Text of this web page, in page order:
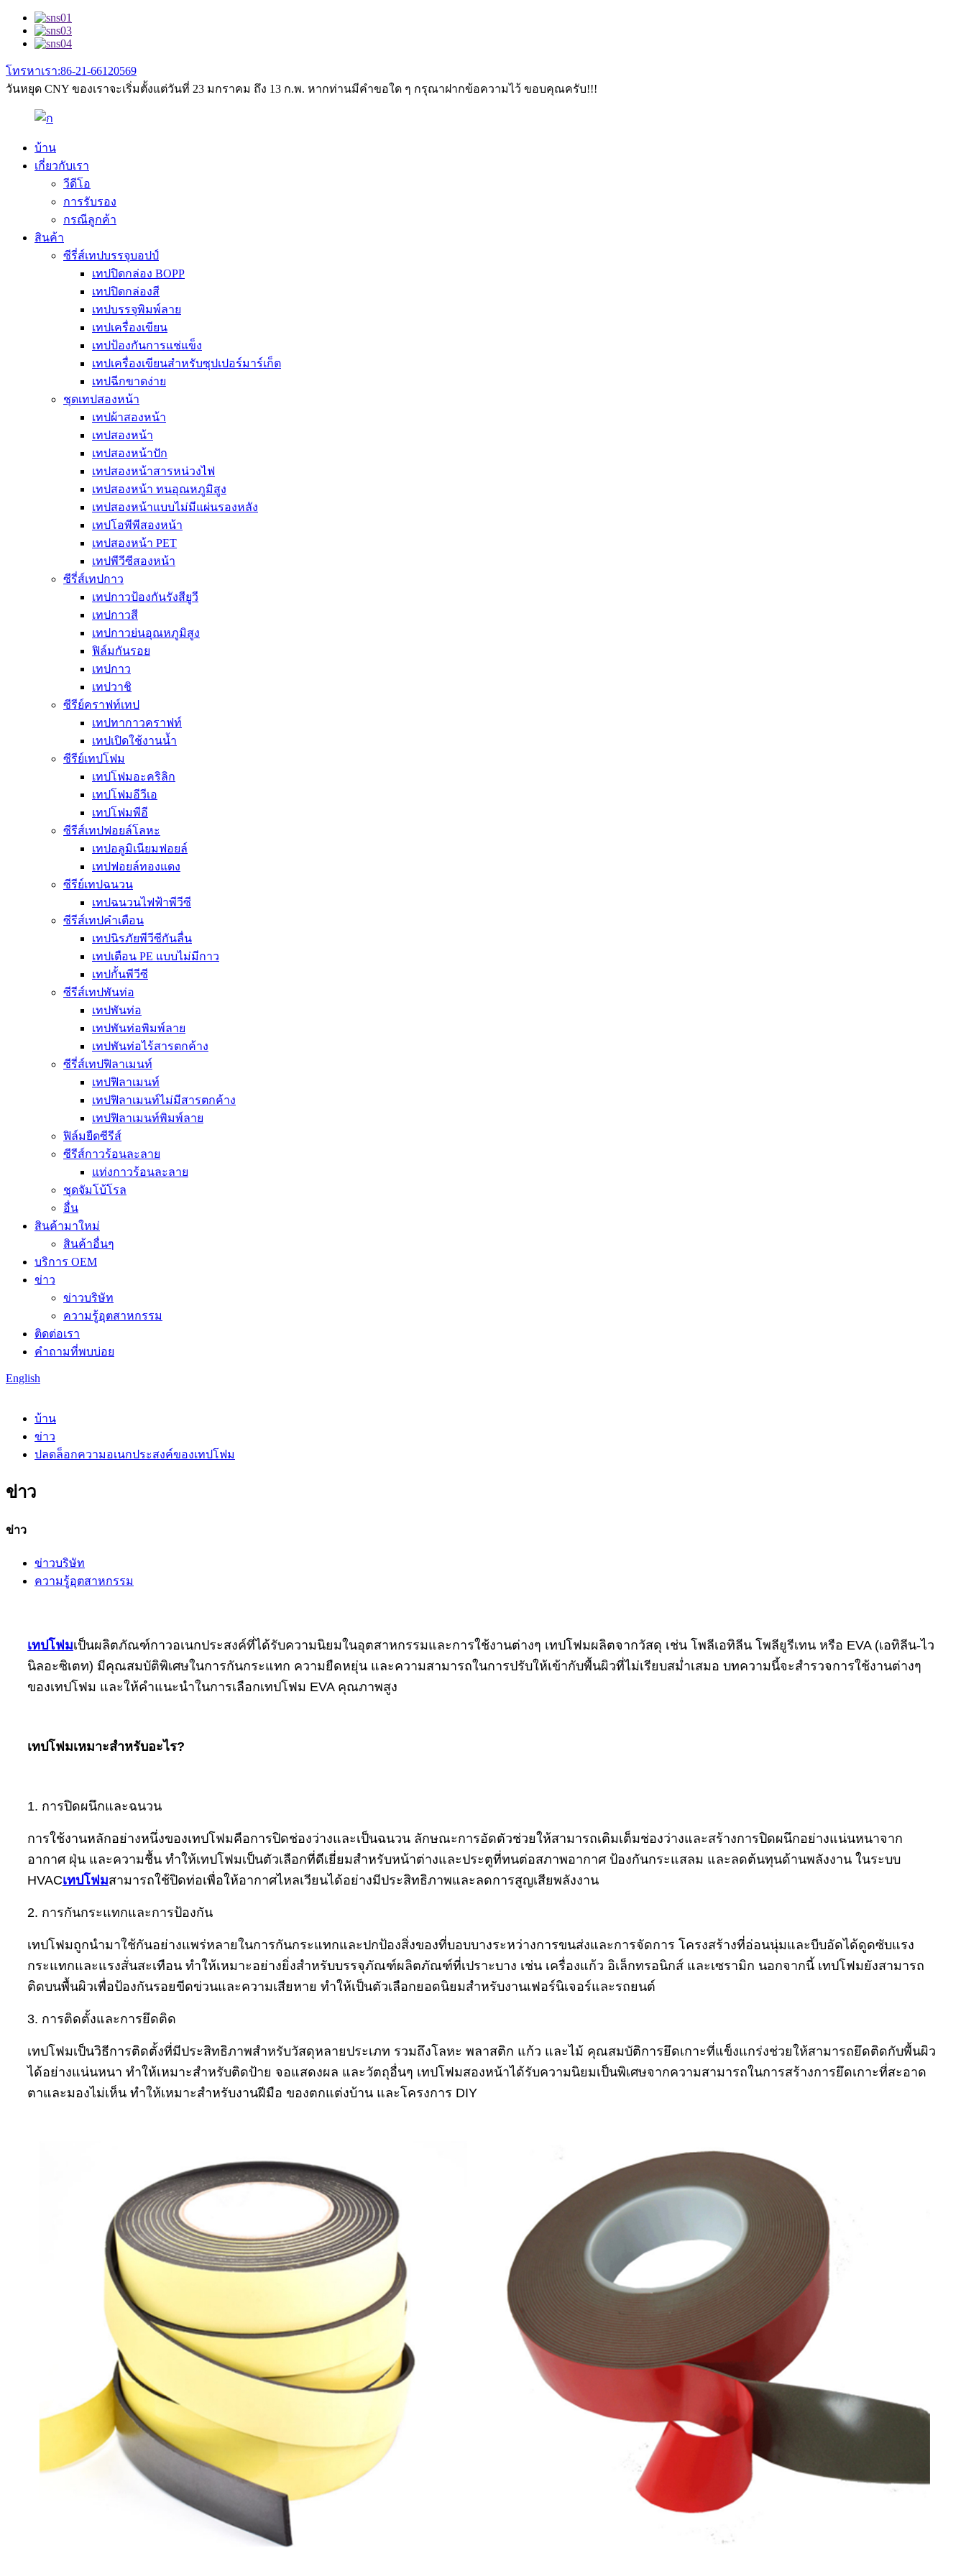
โทรหาเรา:86-21-66120569
วันหยุด CNY ของเราจะเริ่มตั้งแต่วันที่ 23 มกราคม ถึง 13 ก.พ. หากท่านมีคำขอใด ๆ กรุณาฝากข้อความไว้ ขอบคุณครับ!!!
บ้าน
เกี่ยวกับเรา
วีดีโอ
การรับรอง
กรณีลูกค้า
สินค้า
ซีรี่ส์เทปบรรจุบอปป์
เทปปิดกล่อง BOPP
เทปปิดกล่องสี
เทปบรรจุพิมพ์ลาย
เทปเครื่องเขียน
เทปป้องกันการแช่แข็ง
เทปเครื่องเขียนสำหรับซุปเปอร์มาร์เก็ต
เทปฉีกขาดง่าย
ชุดเทปสองหน้า
เทปผ้าสองหน้า
เทปสองหน้า
เทปสองหน้าปัก
เทปสองหน้าสารหน่วงไฟ
เทปสองหน้า ทนอุณหภูมิสูง
เทปสองหน้าแบบไม่มีแผ่นรองหลัง
เทปโอพีพีสองหน้า
เทปสองหน้า PET
เทปพีวีซีสองหน้า
ซีรี่ส์เทปกาว
เทปกาวป้องกันรังสียูวี
เทปกาวสี
เทปกาวย่นอุณหภูมิสูง
ฟิล์มกันรอย
เทปกาว
เทปวาชิ
ซีรีย์คราฟท์เทป
เทปทากาวคราฟท์
เทปเปิดใช้งานน้ำ
ซีรีย์เทปโฟม
เทปโฟมอะคริลิก
เทปโฟมอีวีเอ
เทปโฟมพีอี
ซีรีส์เทปฟอยล์โลหะ
เทปอลูมิเนียมฟอยล์
เทปฟอยล์ทองแดง
ซีรีย์เทปฉนวน
เทปฉนวนไฟฟ้าพีวีซี
ซีรีส์เทปคำเตือน
เทปนิรภัยพีวีซีกันลื่น
เทปเตือน PE แบบไม่มีกาว
เทปกั้นพีวีซี
ซีรีส์เทปพันท่อ
เทปพันท่อ
เทปพันท่อพิมพ์ลาย
เทปพันท่อไร้สารตกค้าง
ซีรี่ส์เทปฟิลาเมนท์
เทปฟิลาเมนท์
เทปฟิลาเมนท์ไม่มีสารตกค้าง
เทปฟิลาเมนท์พิมพ์ลาย
ฟิล์มยืดซีรีส์
ซีรีส์กาวร้อนละลาย
แท่งกาวร้อนละลาย
ชุดจัมโบ้โรล
อื่น
สินค้ามาใหม่
สินค้าอื่นๆ
บริการ OEM
ข่าว
ข่าวบริษัท
ความรู้อุตสาหกรรม
ติดต่อเรา
คำถามที่พบบ่อย
English
บ้าน
ข่าว
ปลดล็อกความอเนกประสงค์ของเทปโฟม
ข่าว
ข่าว
ข่าวบริษัท
ความรู้อุตสาหกรรม
เทปโฟมเป็นผลิตภัณฑ์กาวอเนกประสงค์ที่ได้รับความนิยมในอุตสาหกรรมและการใช้งานต่างๆ เทปโฟมผลิตจากวัสดุ เช่น โพลีเอทิลีน โพลียูรีเทน หรือ EVA (เอทิลีน-ไว
นิลอะซิเตท) มีคุณสมบัติพิเศษในการกันกระแทก ความยืดหยุ่น และความสามารถในการปรับให้เข้ากับพื้นผิวที่ไม่เรียบสม่ำเสมอ บทความนี้จะสำรวจการใช้งานต่างๆ
ของเทปโฟม และให้คำแนะนำในการเลือกเทปโฟม EVA คุณภาพสูง
เทปโฟมเหมาะสำหรับอะไร?
1. การปิดผนึกและฉนวน
การใช้งานหลักอย่างหนึ่งของเทปโฟมคือการปิดช่องว่างและเป็นฉนวน ลักษณะการอัดตัวช่วยให้สามารถเติมเต็มช่องว่างและสร้างการปิดผนึกอย่างแน่นหนาจาก
อากาศ ฝุ่น และความชื้น ทำให้เทปโฟมเป็นตัวเลือกที่ดีเยี่ยมสำหรับหน้าต่างและประตูที่ทนต่อสภาพอากาศ ป้องกันกระแสลม และลดต้นทุนด้านพลังงาน ในระบบ
HVACเทปโฟมสามารถใช้ปิดท่อเพื่อให้อากาศไหลเวียนได้อย่างมีประสิทธิภาพและลดการสูญเสียพลังงาน
2. การกันกระแทกและการป้องกัน
เทปโฟมถูกนำมาใช้กันอย่างแพร่หลายในการกันกระแทกและปกป้องสิ่งของที่บอบบางระหว่างการขนส่งและการจัดการ โครงสร้างที่อ่อนนุ่มและบีบอัดได้ดูดซับแรง
กระแทกและแรงสั่นสะเทือน ทำให้เหมาะอย่างยิ่งสำหรับบรรจุภัณฑ์ผลิตภัณฑ์ที่เปราะบาง เช่น เครื่องแก้ว อิเล็กทรอนิกส์ และเซรามิก นอกจากนี้ เทปโฟมยังสามารถ
ติดบนพื้นผิวเพื่อป้องกันรอยขีดข่วนและความเสียหาย ทำให้เป็นตัวเลือกยอดนิยมสำหรับงานเฟอร์นิเจอร์และรถยนต์
3. การติดตั้งและการยึดติด
เทปโฟมเป็นวิธีการติดตั้งที่มีประสิทธิภาพสำหรับวัสดุหลายประเภท รวมถึงโลหะ พลาสติก แก้ว และไม้ คุณสมบัติการยึดเกาะที่แข็งแกร่งช่วยให้สามารถยึดติดกับพื้นผิว
ได้อย่างแน่นหนา ทำให้เหมาะสำหรับติดป้าย จอแสดงผล และวัตถุอื่นๆ เทปโฟมสองหน้าได้รับความนิยมเป็นพิเศษจากความสามารถในการสร้างการยึดเกาะที่สะอาด
ตาและมองไม่เห็น ทำให้เหมาะสำหรับงานฝีมือ ของตกแต่งบ้าน และโครงการ DIY